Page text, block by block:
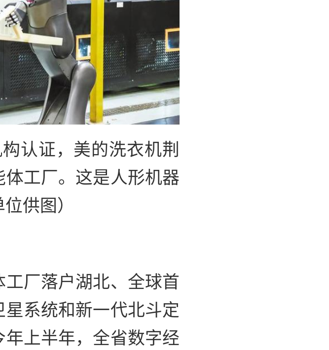
认证，美的洗衣机荆
工厂。这是人形机器
供图）
厂落户湖北、全球首
系统和新一代北斗定
上半年，全省数字经